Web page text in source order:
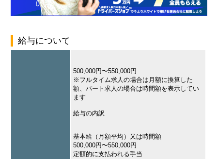
給与について
500,000円〜550,000円
※フルタイム求人の場合は月額に換算した
額、パート求人の場合は時間額を表示してい
ます
給与の内訳
基本給（月額平均）又は時間額
500,000円〜550,000円
定額的に支払われる手当